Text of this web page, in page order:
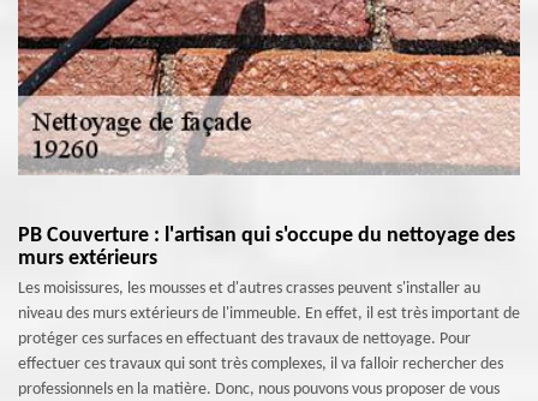
PB Couverture : l'artisan qui s'occupe du nettoyage des
murs extérieurs
Les moisissures, les mousses et d'autres crasses peuvent s'installer au
niveau des murs extérieurs de l'immeuble. En effet, il est très important de
protéger ces surfaces en effectuant des travaux de nettoyage. Pour
effectuer ces travaux qui sont très complexes, il va falloir rechercher des
professionnels en la matière. Donc, nous pouvons vous proposer de vous